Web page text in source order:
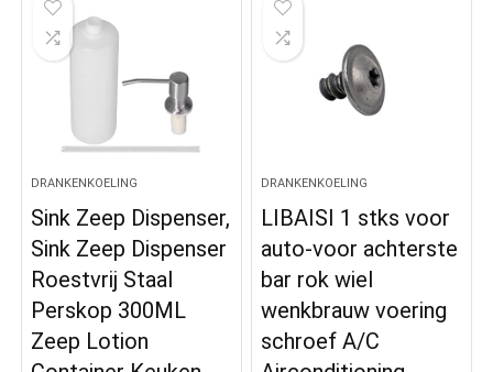
DRANKENKOELING
Sink Zeep Dispenser,
Sink Zeep Dispenser
Roestvrij Staal
Perskop 300ML
Zeep Lotion
DRANKENKOELING
LIBAISI 1 stks voor
auto-voor achterste
bar rok wiel
wenkbrauw voering
schroef A/C